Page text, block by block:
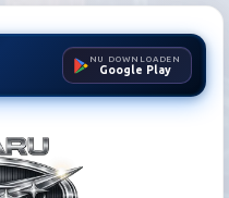
NU DOWNLOADEN
Google Play
Zoeker |